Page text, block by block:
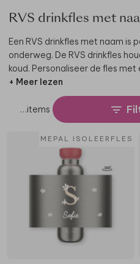
RVS drinkfles met
Een RVS drinkfles met naam is
onderweg. De RVS drinkfles
koud. Personaliseer de fles
+ Meer lezen
…items
MEPAL ISOLEERFLES